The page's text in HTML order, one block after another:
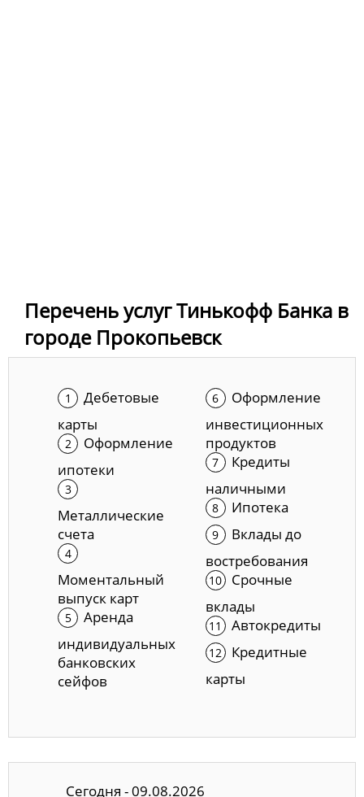
Перечень услуг Тинькофф Банка в
городе Прокопьевск
Дебетовые
карты
Оформление
ипотеки
Металлические
счета
Моментальный
выпуск карт
Аренда
индивидуальных
банковских
сейфов
Оформление
инвестиционных
продуктов
Кредиты
наличными
Ипотека
Вклады до
востребования
Срочные
вклады
Автокредиты
Кредитные
карты
Сегодня - 09.08.2026